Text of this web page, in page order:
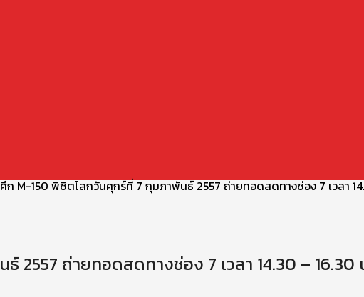
ศึก M-150 พิชิตโลกวันศุกร์ที่ 7 กุมภาพันธ์ 2557 ถ่ายทอดสดทางช่อง 7 เวลา
2557 ถ่ายทอดสดทางช่อง 7 เวลา 14.30 – 16.30